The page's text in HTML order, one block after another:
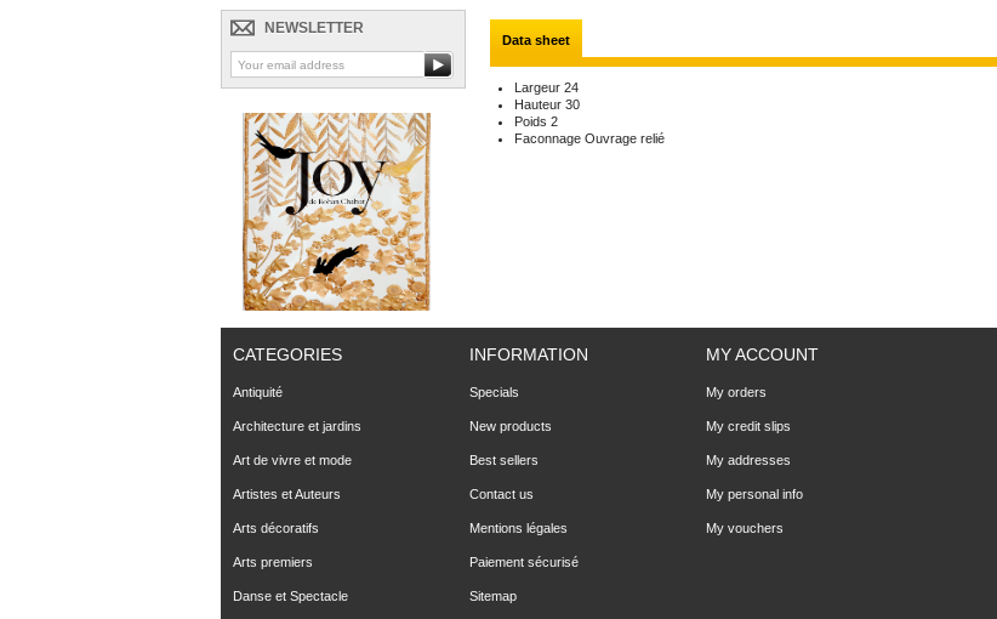
NEWSLETTER
Data sheet
Largeur 24
Hauteur 30
Poids 2
Faconnage Ouvrage relié
CATEGORIES
Antiquité
Architecture et jardins
Art de vivre et mode
Artistes et Auteurs
Arts décoratifs
Arts premiers
Danse et Spectacle
INFORMATION
Specials
New products
Best sellers
Contact us
Mentions légales
Paiement sécurisé
Sitemap
MY ACCOUNT
My orders
My credit slips
My addresses
My personal info
My vouchers